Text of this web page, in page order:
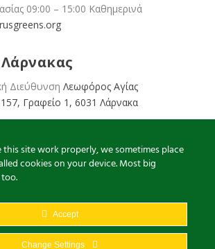
09:00 – 15:00 Καθημερινά
Λεωφόρος Αγίας
Γραφείο 1, 6031 Λάρνακα
08:00 – 16:00 Καθημερινά
org
διατηρούνται
this site work properly, we sometimes place
cookies on your device. Most big
Accept
Change Settings